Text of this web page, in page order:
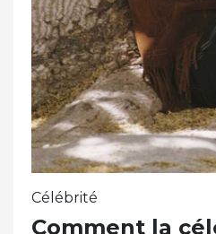
Célébrité
Comment la